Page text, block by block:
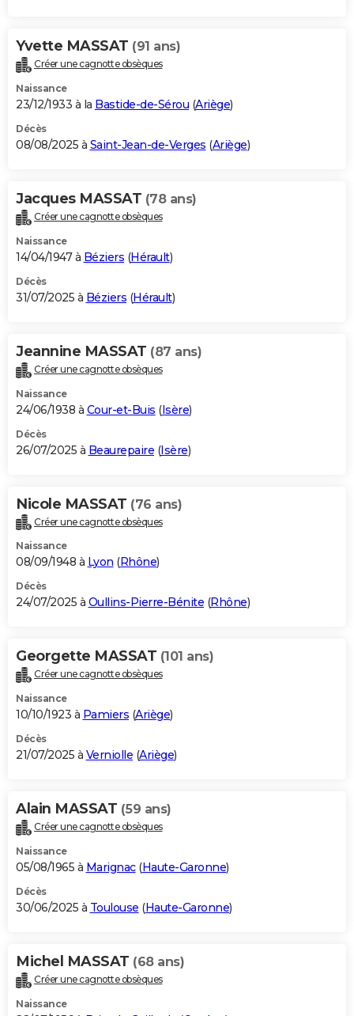
Yvette MASSAT (91 ans)
Créer une cagnotte obsèques
Naissance
23/12/1933 à la Bastide-de-Sérou (Ariège)
Décès
08/08/2025 à Saint-Jean-de-Verges (Ariège)
Jacques MASSAT (78 ans)
Créer une cagnotte obsèques
Naissance
14/04/1947 à Béziers (Hérault)
Décès
31/07/2025 à Béziers (Hérault)
Jeannine MASSAT (87 ans)
Créer une cagnotte obsèques
Naissance
24/06/1938 à Cour-et-Buis (Isère)
Décès
26/07/2025 à Beaurepaire (Isère)
Nicole MASSAT (76 ans)
Créer une cagnotte obsèques
Naissance
08/09/1948 à Lyon (Rhône)
Décès
24/07/2025 à Oullins-Pierre-Bénite (Rhône)
Georgette MASSAT (101 ans)
Créer une cagnotte obsèques
Naissance
10/10/1923 à Pamiers (Ariège)
Décès
21/07/2025 à Verniolle (Ariège)
Alain MASSAT (59 ans)
Créer une cagnotte obsèques
Naissance
05/08/1965 à Marignac(Haute-Garonne)
Décès
30/06/2025 à Toulouse (Haute-Garonne)
Michel MASSAT (68 ans)
Créer une cagnotte obsèques
Naissance